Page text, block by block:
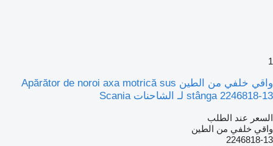
1
واقي خلفي من الطين Apărător de noroi axa motrică sus
stânga 2246818-13 لـ الشاحنات Scania
السعر عند الطلب
واقي خلفي من الطين
2246818-13